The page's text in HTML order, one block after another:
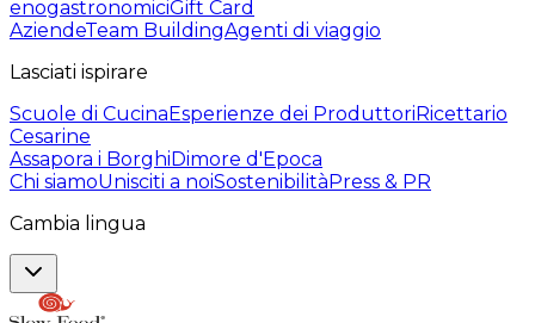
enogastronomiciGift Card
AziendeTeam BuildingAgenti di viaggio
Lasciati ispirare
Scuole di CucinaEsperienze dei ProduttoriRicettario
Cesarine
Assapora i BorghiDimore d'Epoca
Chi siamoUnisciti a noiSostenibilitàPress & PR
Cambia lingua